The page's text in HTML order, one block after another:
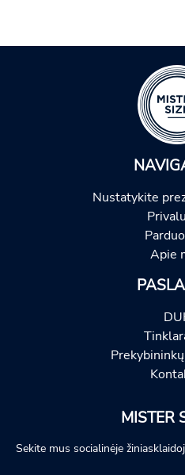
Nustatykite
Apie
MISTER
Sekite mus socialinėje